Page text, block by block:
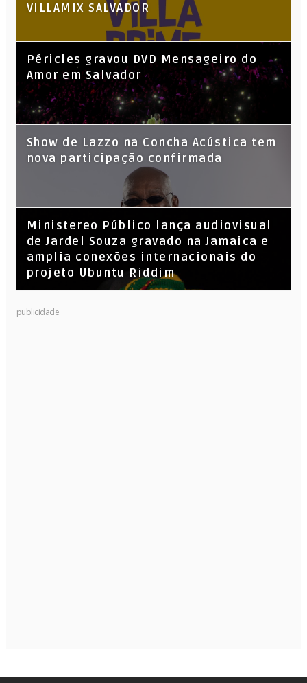
VILLAMIX SALVADOR
Péricles gravou DVD Mensageiro do
Amor em Salvador
Show de Lazzo na Concha Acústica tem
nova participação confirmada
​Ministereo Público lança audiovisual
de Jardel Souza gravado na Jamaica e
amplia conexões internacionais do
projeto Ubuntu Riddim
KL Jay (Racionais MC’s), DJ Raíz e DJ
publicidade